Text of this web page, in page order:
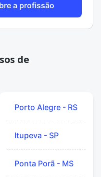
a profissão
de
Porto Alegre - RS
Itupeva - SP
Ponta Porã - MS